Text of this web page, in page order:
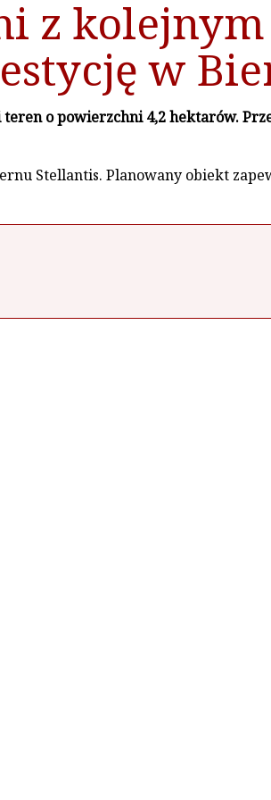
z kolejnym
w
teren o powierzchni 4,2 hektarów.
Stellantis. Planowany obiekt